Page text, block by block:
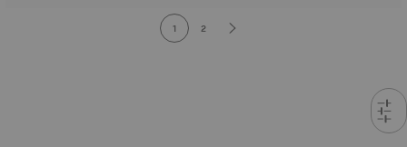
1 2